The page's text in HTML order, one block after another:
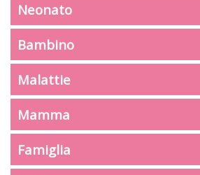
Neonato
Bambino
Malattie
Mamma
Famiglia